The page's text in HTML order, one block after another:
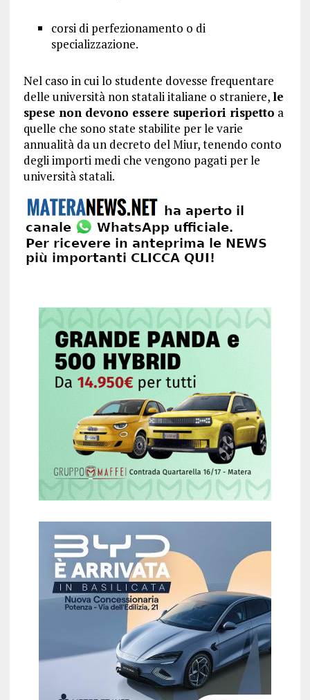
corsi di perfezionamento o di
specializzazione.
Nel caso in cui lo studente dovesse frequentare
delle università non statali italiane o straniere,le
spese non devono essere superiori rispetto a
quelle che sono state stabilite per le varie
annualità da un decreto del Miur, tenendo conto
degli importi medi che vengono pagati per le
università statali.